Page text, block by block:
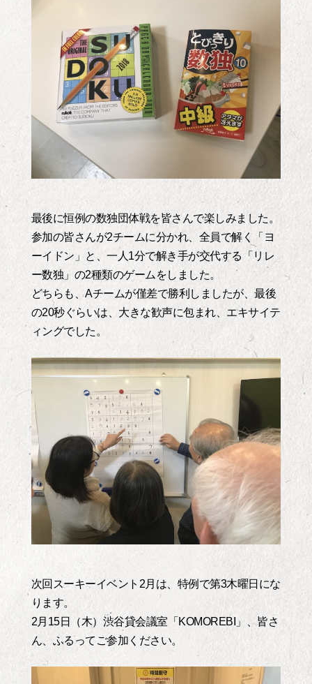
最後に恒例の数独団体戦を皆さんで楽しみました。
参加の皆さんが2チームに分かれ、全員で解く「ヨ
ーイドン」と、一人1分で解き手が交代する「リレ
ー数独」の2種類のゲームをしました。
どちらも、Aチームが僅差で勝利しましたが、最後
の20秒ぐらいは、大きな歓声に包まれ、エキサイテ
ィングでした。
次回スーキーイベント2月は、特例で第3木曜日にな
ります。
2月15日（木）渋谷貸会議室「KOMOREBI」、皆さ
ん、ふるってご参加ください。